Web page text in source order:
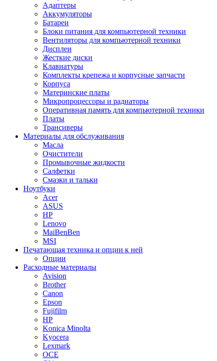
Адаптеры
Аккумуляторы
Батареи
Блоки питания для компьютерной техники
Вентиляторы для компьютерной техники
Дисплеи
Жесткие диски
Клавиатуры
Комплекты крепежа и корпусные запчасти
Корпуса
Материнские платы
Микропроцессоры и радиаторы
Оперативная память для компьютерной техники
Платы
Трансиверы
Материалы для обслуживания
Масла
Очистители
Промывочные жидкости
Салфетки
Смазки и тальки
Ноутбуки
Acer
ASUS
HP
Lenovo
MaiBenBen
MSI
Печатающая техника и опции к ней
Опции
Расходные материалы
Avision
Brother
Canon
Epson
Fujifilm
HP
Konica Minolta
Kyocera
Lexmark
OCE